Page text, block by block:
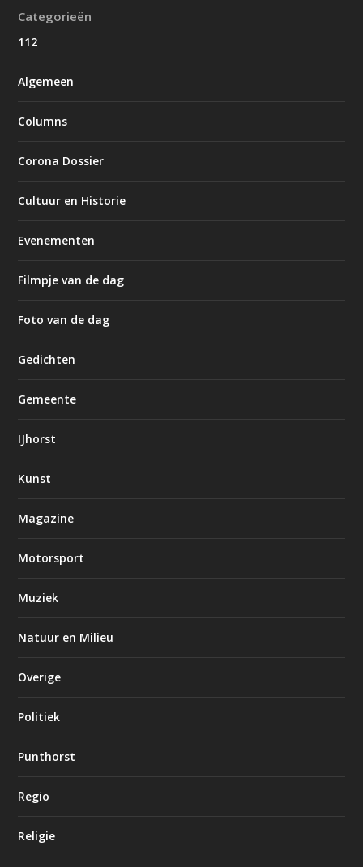
Categorieën
112
Algemeen
Columns
Corona Dossier
Cultuur en Historie
Evenementen
Filmpje van de dag
Foto van de dag
Gedichten
Gemeente
IJhorst
Kunst
Magazine
Motorsport
Muziek
Natuur en Milieu
Overige
Politiek
Punthorst
Regio
Religie